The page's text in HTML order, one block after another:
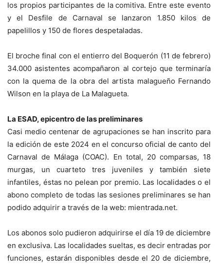
los propios participantes de la comitiva. Entre este evento
y el Desfile de Carnaval se lanzaron 1.850 kilos de
papelillos y 150 de flores despetaladas.
El broche final con el entierro del Boquerón (11 de febrero)
34.000 asistentes acompañaron al cortejo que terminaría
con la quema de la obra del artista malagueño Fernando
Wilson en la playa de La Malagueta.
La ESAD, epicentro de las preliminares
Casi medio centenar de agrupaciones se han inscrito para
la edición de este 2024 en el concurso oficial de canto del
Carnaval de Málaga (COAC). En total, 20 comparsas, 18
murgas, un cuarteto tres juveniles y también siete
infantiles, éstas no pelean por premio. Las localidades o el
abono completo de todas las sesiones preliminares se han
podido adquirir a través de la web: mientrada.net.
Los abonos solo pudieron adquirirse el día 19 de diciembre
en exclusiva. Las localidades sueltas, es decir entradas por
funciones, estarán disponibles desde el 20 de diciembre,